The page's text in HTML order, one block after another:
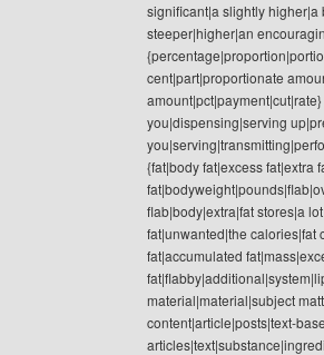
significant|a slightly higher|a
steeper|higher|an
cent|part|proportionate
you|dispensing|serving
{fat|body fat|excess fat|extra
flab|body|extra|fat stores|a
fat|unwanted|the calories|fat
fat|accumulated
material|material|subject
content|article|posts|text-